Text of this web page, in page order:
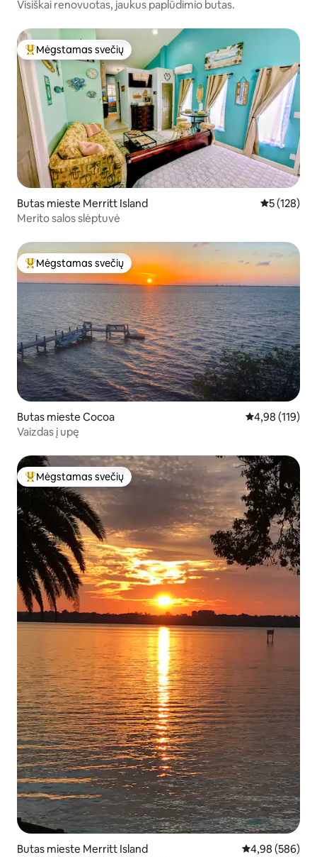
Visiškai renovuotas, jaukus paplūdimio butas.
Svečių mėgstamiausias
Mėgstamas svečių
Butas mieste Merritt Island Vidutinis
5 (128)
Merito salos slėptuvė
Svečių mėgstamiausias
Mėgstamas svečių
Butas mieste Cocoa Vidutinis
4,98 (119)
Vaizdas į upę
Svečių mėgstamiausias
Mėgstamas svečių
Butas mieste Merritt Island Vidutinis
4,98 (586)